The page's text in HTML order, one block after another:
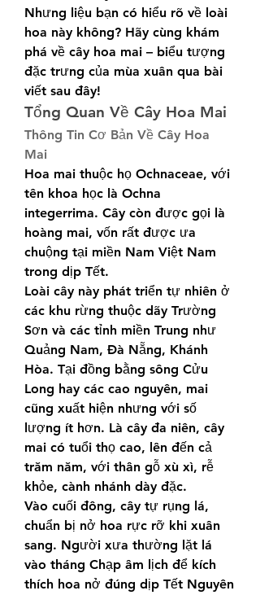
Nhưng liệu bạn có hiểu rõ về loài
hoa này không? Hãy cùng khám
phá về cây hoa mai – biểu tượng
đặc trưng của mùa xuân qua bài
viết sau đây!
Tổng Quan Về Cây Hoa Mai
Thông Tin Cơ Bản Về Cây Hoa
Mai
Hoa mai thuộc họ Ochnaceae, với
tên khoa học là Ochna
integerrima. Cây còn được gọi là
hoàng mai, vốn rất được ưa
chuộng tại miền Nam Việt Nam
trong dịp Tết.
Loài cây này phát triển tự nhiên ở
các khu rừng thuộc dãy Trường
Sơn và các tỉnh miền Trung như
Quảng Nam, Đà Nẵng, Khánh
Hòa. Tại đồng bằng sông Cửu
Long hay các cao nguyên, mai
cũng xuất hiện nhưng với số
lượng ít hơn. Là cây đa niên, cây
mai có tuổi thọ cao, lên đến cả
trăm năm, với thân gỗ xù xì, rễ
khỏe, cành nhánh dày đặc.
Vào cuối đông, cây tự rụng lá,
chuẩn bị nở hoa rực rỡ khi xuân
sang. Người xưa thường lặt lá
vào tháng Chạp âm lịch để kích
thích hoa nở đúng dịp Tết Nguyên